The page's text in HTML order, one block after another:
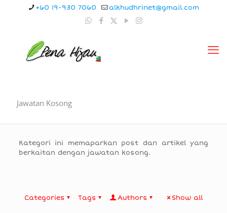
+60 19-930 7060 alkhudhrinet@gmail.com
Jawatan Kosong
Kategori ini memaparkan post dan artikel yang
berkaitan dengan jawatan kosong.
Categories Tags Authors Show all